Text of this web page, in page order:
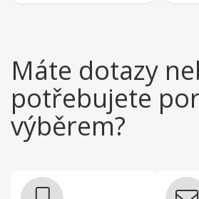
Máte dotazy
potřebujete
výběrem?